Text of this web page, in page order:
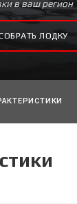
в ваш регион
ЛОДКУ